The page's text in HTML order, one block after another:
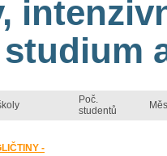
Poč.
studentů
-